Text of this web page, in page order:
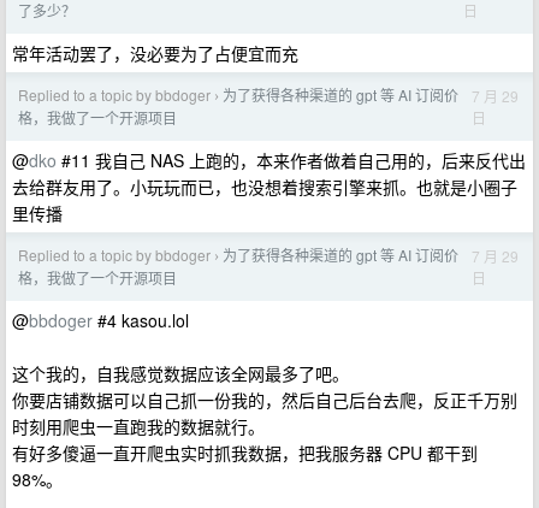
了多少？
日
常年活动罢了，没必要为了占便宜而充
Replied to a topic by bbdoger › 为了获得各种渠道的 gpt 等 AI 订阅价
格，我做了一个开源项目
7 月 29
日
@dko #11 我自己 NAS 上跑的，本来作者做着自己用的，后来反代出
去给群友用了。小玩玩而已，也没想着搜索引擎来抓。也就是小圈子
里传播
Replied to a topic by bbdoger › 为了获得各种渠道的 gpt 等 AI 订阅价
格，我做了一个开源项目
7 月 29
日
@bbdoger #4 kasou.lol
这个我的，自我感觉数据应该全网最多了吧。
你要店铺数据可以自己抓一份我的，然后自己后台去爬，反正千万别
时刻用爬虫一直跑我的数据就行。
有好多傻逼一直开爬虫实时抓我数据，把我服务器 CPU 都干到
98%。